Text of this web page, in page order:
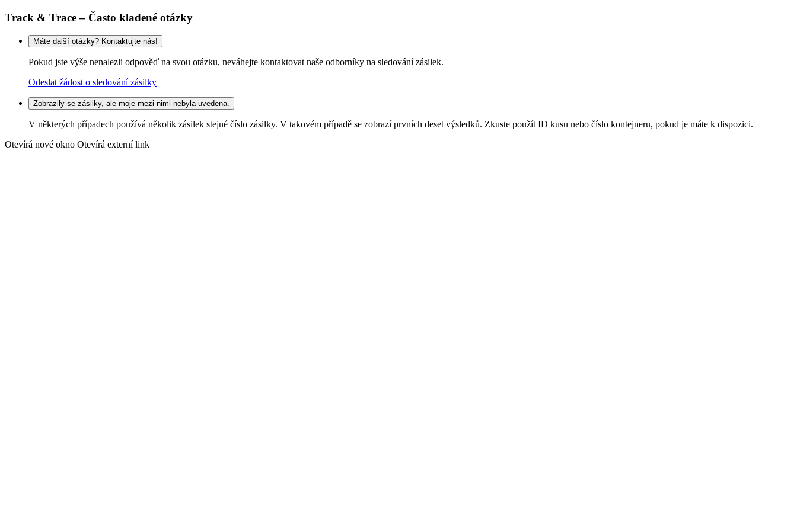
Track & Trace – Často kladené otázky
Máte další otázky? Kontaktujte nás!
Pokud jste výše nenalezli odpověď na svou otázku, neváhejte kontaktovat naše odborníky na sledování zásilek.
Odeslat žádost o sledování zásilky
Zobrazily se zásilky, ale moje mezi nimi nebyla uvedena.
V některých případech používá několik zásilek stejné číslo zásilky. V takovém případě se zobrazí prvních deset výsledků. Zkuste použít ID kusu nebo číslo kontejneru, pokud je máte k dispozici.
Otevírá nové okno Otevírá externí link